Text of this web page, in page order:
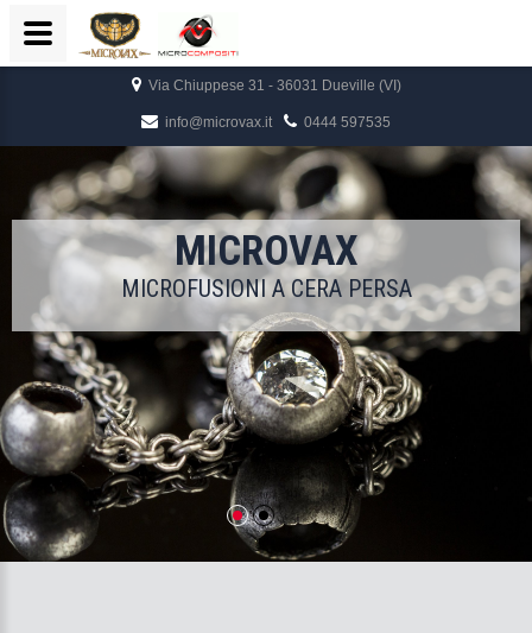
Via Chiuppese 31 - 36031 Dueville (VI)
info@microvax.it 0444 597535
MICROVAX
MICROFUSIONI A CERA PERSA